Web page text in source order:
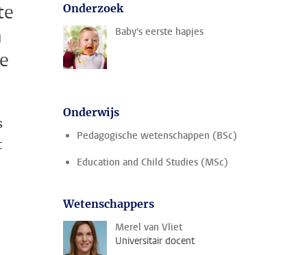
Onderzoek
Baby's eerste hapjes
Onderwijs
Pedagogische wetenschappen (BSc)
Education and Child Studies (MSc)
Wetenschappers
Merel van Vliet
Universitair docent